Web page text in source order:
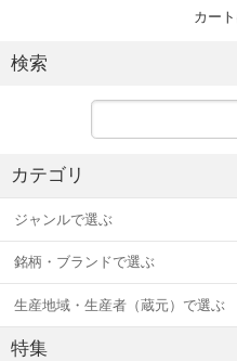
カー
検索
カテゴリ
ジャンルで選ぶ
銘柄・ブランドで選ぶ
生産地域・生産者（蔵元）で選ぶ
特集